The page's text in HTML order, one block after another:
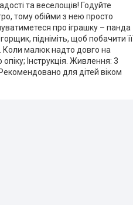
та веселощів! Годуйте
тому обійми з нею просто
про іграшку – панда
підніміть, щоб побачити її
Коли малюк надто довго на
Інструкція. Живлення: 3
для дітей віком